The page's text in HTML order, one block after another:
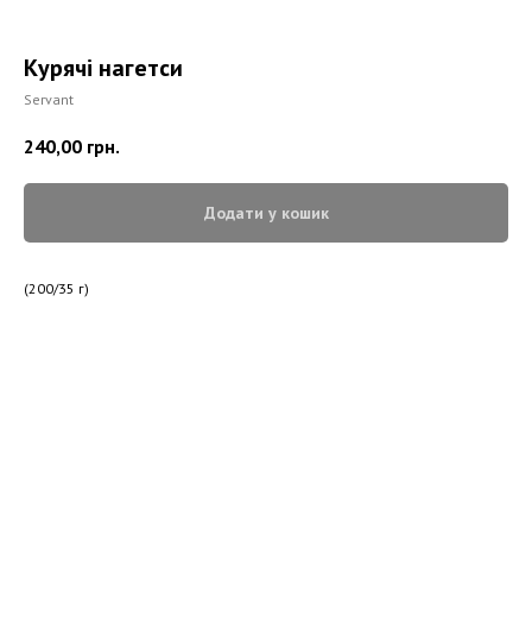
Курячі нагетси
Servant
240,00 грн.
Додати у кошик
(200/35 г)